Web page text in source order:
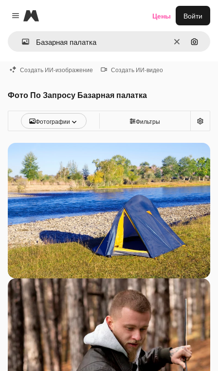
Close menu
Magnific
ОчиститьПоиск
Цены Войти
Создать ИИ-изображение Создать ИИ-видео
Фото По Запросу Базарная палатка
Фотографии Фильтры